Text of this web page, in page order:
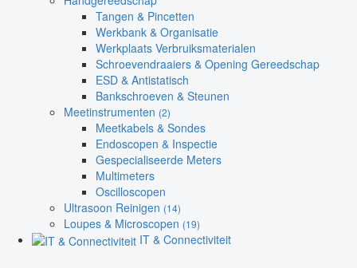
Tangen & Pincetten
Werkbank & Organisatie
Werkplaats Verbruiksmaterialen
Schroevendraaiers & Opening Gereedschap
ESD & Antistatisch
Bankschroeven & Steunen
Meetinstrumenten (2)
Meetkabels & Sondes
Endoscopen & Inspectie
Gespecialiseerde Meters
Multimeters
Oscilloscopen
Ultrasoon Reinigen (14)
Loupes & Microscopen (19)
IT & Connectiviteit